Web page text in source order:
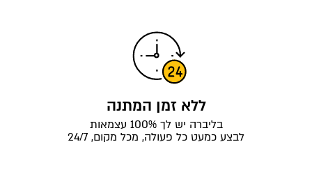
ללא זמן המתנה
בליברה יש לך 100% עצמאות
לבצע כמעט כל פעולה, מכל מקום, 24/7